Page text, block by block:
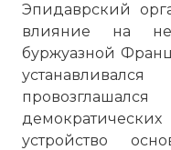
Эпидаврский
влияние на
буржуазной
устройство